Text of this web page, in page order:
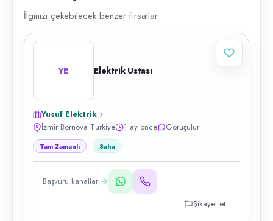
İlginizi çekebilecek benzer fırsatlar
YE Elektrik Ustası
Yusuf Elektrik
İzmir Bornova Türkiye
1 ay önce Görüşülür
Tam Zamanlı Saha
Başvuru kanalları
Şikayet et